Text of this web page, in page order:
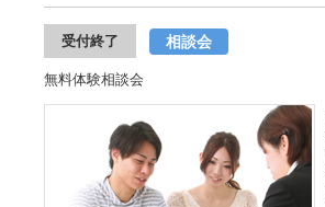
受付終了 相談会
無料体験相談会